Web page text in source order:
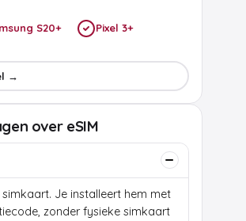
S20+ Pixel 3+
→
over eSIM
simkaart. Je installeert hem met
zonder fysieke simkaart